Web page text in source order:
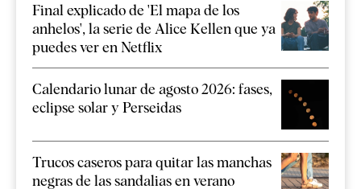
Final explicado de 'El mapa de los
anhelos', la serie de Alice Kellen que ya
puedes ver en Netflix
Calendario lunar de agosto 2026: fases,
eclipse solar y Perseidas
Trucos caseros para quitar las manchas
negras de las sandalias en verano